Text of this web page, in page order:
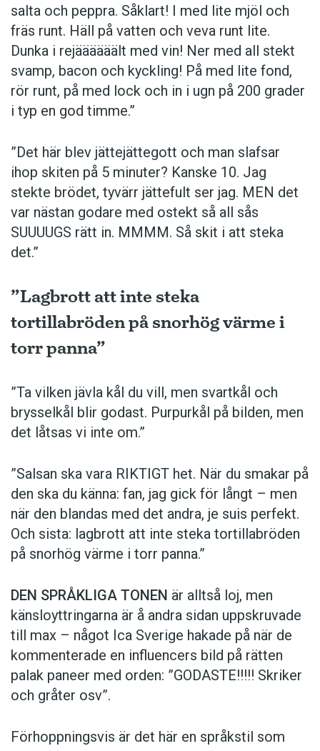
salta och peppra. Såklart! I med lite mjöl och
fräs runt. Häll på vatten och veva runt lite.
Dunka i rejäääääält med vin! Ner med all stekt
svamp, bacon och kyckling! På med lite fond,
rör runt, på med lock och in i ugn på 200 grader
i typ en god timme.”
”Det här blev jättejättegott och man slafsar
ihop skiten på 5 minuter? Kanske 10. Jag
stekte brödet, tyvärr jättefult ser jag. MEN det
var nästan godare med ostekt så all sås
SUUUUGS rätt in. MMMM. Så skit i att steka
det.”
”Lagbrott att inte steka
tortillabröden på snorhög värme i
torr panna”
”Ta vilken jävla kål du vill, men svartkål och
brysselkål blir ­godast. ­Purpurkål på bilden, men
det låtsas vi inte om.”
”Salsan ska vara ­RIKTIGT het. När du smakar på
den ska du känna: fan, jag gick för långt – men
när den blandas med det andra, je suis perfekt.
Och sista: lagbrott att inte steka tortillabröden
på snorhög värme i torr panna.”
DEN SPRÅKLIGA TONEN är alltså loj, men
känsloyttringarna är å andra sidan uppskruvade
till max – något Ica Sverige hakade på när de
kommen­terade en influencers bild på rätten
palak paneer med orden: ­”GODASTE!!!!! Skriker
och gråter osv”.
Förhoppningsvis är det här en språkstil som